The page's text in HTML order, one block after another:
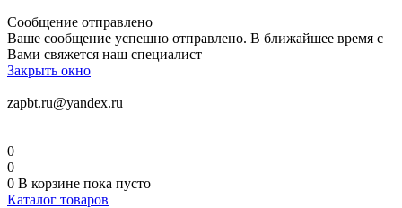
Сообщение отправлено
Ваше сообщение успешно отправлено. В ближайшее время с
Вами свяжется наш специалист
Закрыть окно
zapbt.ru@yandex.ru
0
0
0 В корзине пока пусто
Каталог товаров